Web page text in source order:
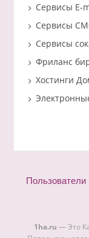
Сервисы E-
Сервисы
Сервисы
Фриланс
Хостинги
Пользователи
1ha.ru — Это